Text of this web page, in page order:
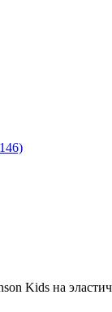
Kids на